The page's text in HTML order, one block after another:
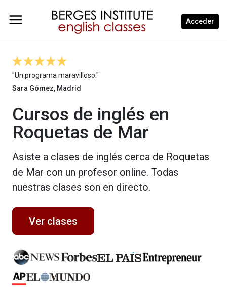
Acceder
"Un programa maravilloso."
Sara Gómez, Madrid
Cursos de inglés en
Roquetas de Mar
Asiste a clases de inglés cerca de Roquetas
de Mar con un profesor online. Todas
nuestras clases son en directo.
Ver clases